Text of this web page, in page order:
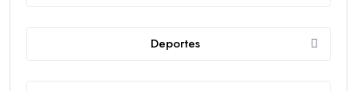
Deportes